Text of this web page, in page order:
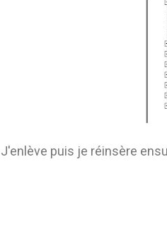
J'enlève puis je réinsère